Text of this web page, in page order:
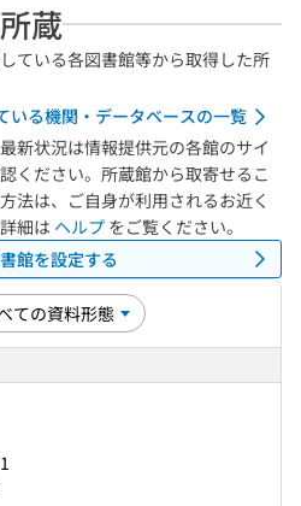
蔵
ている各図書館等から取得した所
いる機関・データベースの一覧
新状況は情報提供元の各館のサイ
ください。所蔵館から取寄せるこ
法は、ご自身が利用されるお近く
細は ヘルプ をご覧ください。
館を設定する